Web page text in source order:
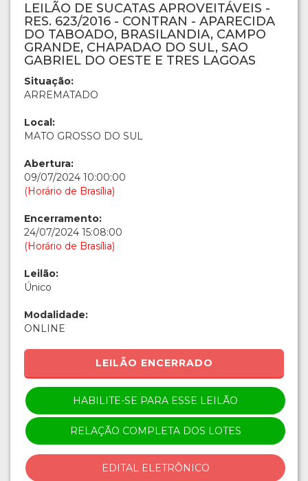
LEILÃO DE SUCATAS APROVEITÁVEIS -
RES. 623/2016 - CONTRAN - APARECIDA
DO TABOADO, BRASILANDIA, CAMPO
GRANDE, CHAPADAO DO SUL, SAO
GABRIEL DO OESTE E TRES LAGOAS
Situação:
ARREMATADO
Local:
MATO GROSSO DO SUL
Abertura:
09/07/2024 10:00:00
(Horário de Brasília)
Encerramento:
24/07/2024 15:08:00
(Horário de Brasília)
Leilão:
Único
Modalidade:
ONLINE
LEILÃO ENCERRADO
HABILITE-SE PARA ESSE LEILÃO
RELAÇÃO COMPLETA DOS LOTES
EDITAL ELETRÔNICO